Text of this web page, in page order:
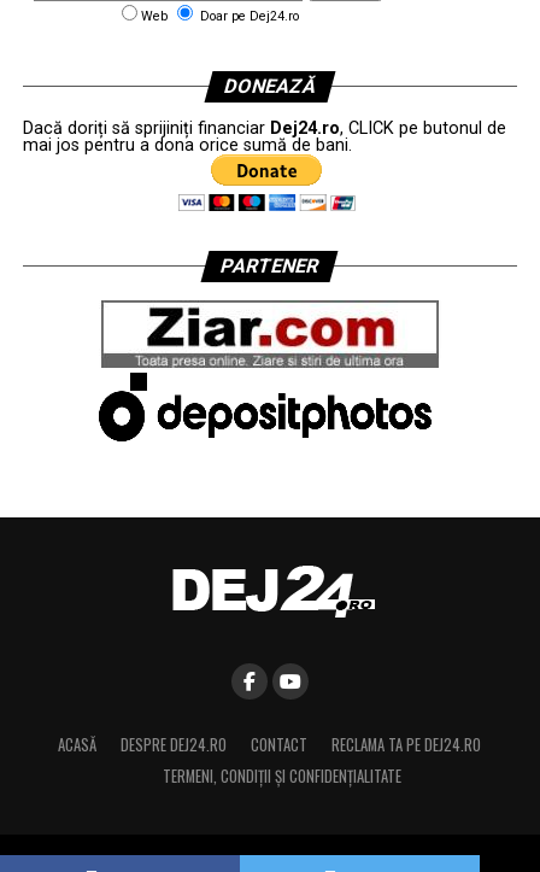
Web Doar pe Dej24.ro
DONEAZĂ
Dacă doriți să sprijiniți financiar Dej24.ro, CLICK pe butonul de
mai jos pentru a dona orice sumă de bani.
PARTENER
ACASĂ DESPRE DEJ24.RO CONTACT
RECLAMA TA PE DEJ24.RO
TERMENI, CONDIŢII ȘI CONFIDENȚIALITATE